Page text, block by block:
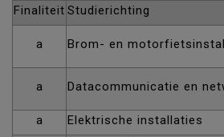
Finaliteit Studierichting
a Brom- en
a Datacommunicatie en
a Elektrische installaties